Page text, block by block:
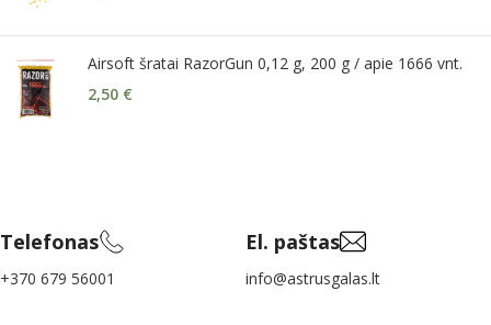
Airsoft šratai RazorGun 0,12 g, 200 g / apie 1666 vnt.
2,50 €
Telefonas
+370 679 56001
El. paštas
info@astrusgalas.lt